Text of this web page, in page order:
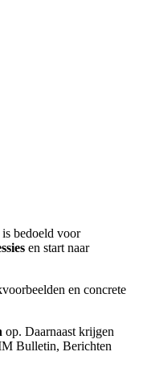
bedoeld voor
en start naar
en concrete
op. Daarnaast krijgen
Bulletin, Berichten